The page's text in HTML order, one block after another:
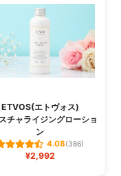
ETVOS(エトヴォス)
チャライジングローショ
ン
4.08(386)
¥2,992